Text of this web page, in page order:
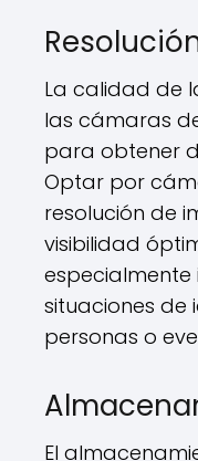
La calidad de
las cámaras
para obtener
Optar por
resolución de
visibilidad
situaciones de
personas o
El